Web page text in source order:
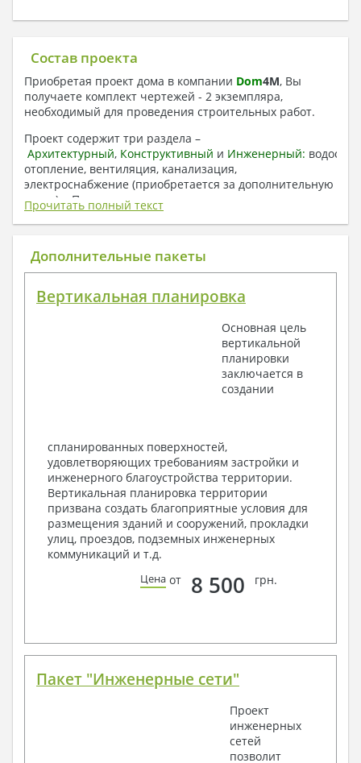
Состав проекта
Приобретая проект дома в компании Dom4M, Вы
получаете комплект чертежей - 2 экземпляра,
необходимый для проведения строительных работ.
Проект содержит три раздела –
Архитектурный, Конструктивный и Инженерный:
отопление, вентиляция, канализация,
электроснабжение (приобретается за дополнительную
плату) + Пояснительная записка.
1. Архитектурный раздел:
Общие данные по проекту
Поэтажные маркировочные планы с
Разрезы и состав конструкций
Фасады с ведомостью внешних отделок
Элементы проемов – спецификация
Ведомость перемычек – сечения и
Архитектурные узлы в конструкциях
2. Конструктивный раздел:
Общие данные по проекту
Схемы расположения и расчеты фундаментов
Элементы каркаса – схемы расположения
Схема расположения перекрытий
Опоры перекрытия на стены или Узлы
Элементы кровли – схемы расположения
3. Инженерный раздел (приобретается по желанию
за дополнительную плату):
Условные обозначения с общими данными
Поэтажная система водоснабжения и
Прочитать полный текст
Дополнительные пакеты
Вертикальная планировка
Основная цель
вертикальной
планировки
заключается в
создании
спланированных поверхностей,
удовлетворяющих требованиям застройки и
инженерного благоустройства территории.
Вертикальная планировка территории
призвана создать благоприятные условия для
размещения зданий и сооружений, прокладки
улиц, проездов, подземных инженерных
коммуникаций и т.д.
Цена от 8 500 грн.
Пакет "Инженерные сети"
Проект
инженерных
сетей
позволит